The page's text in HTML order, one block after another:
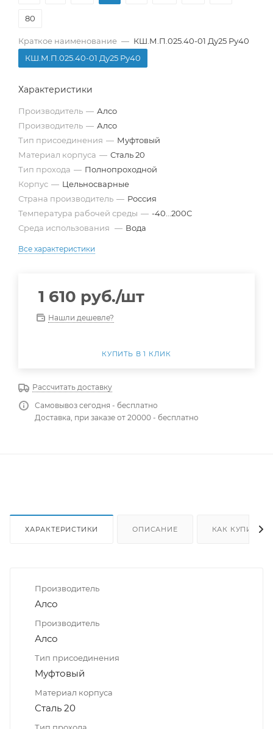
80
Краткое наименование — КШ.М.П.025.40-01 Ду25 Ру40
КШ.М.П.025.40-01 Ду25 Ру40
Характеристики
Производитель — Алсо
Производитель — Алсо
Тип присоединения — Муфтовый
Материал корпуса — Сталь 20
Тип прохода — Полнопроходной
Корпус — Цельносварные
Страна производитель — Россия
Температура рабочей среды — -40...200С
Среда использования — Вода
Все характеристики
1 610 руб./шт
Нашли дешевле?
КУПИТЬ В 1 КЛИК
Рассчитать доставку
Самовывоз сегодня - бесплатно
Доставка, при заказе от 20000 - бесплатно
ХАРАКТЕРИСТИКИ ОПИСАНИЕ КАК КУПИТЬ
Производитель
Алсо
Производитель
Алсо
Тип присоединения
Муфтовый
Материал корпуса
Сталь 20
Тип прохода